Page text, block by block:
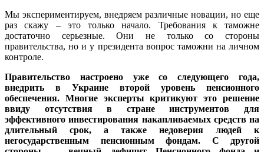
Мы экспериментируем, внедряем различные новации, но еще
раз скажу – это только начало. Требования к таможне
достаточно серьезные. Они не только со стороны
правительства, но и у президента вопрос таможни на личном
контроле.
Правительство настроено уже со следующего года,
внедрить в Украине второй уровень пенсионного
обеспечения. Многие эксперты критикуют это решение
ввиду отсутствия в стране инструментов для
эффективного инвестирования накапливаемых средств на
длительный срок, а также недоверия людей к
негосударственным пенсионным фондам. С другой